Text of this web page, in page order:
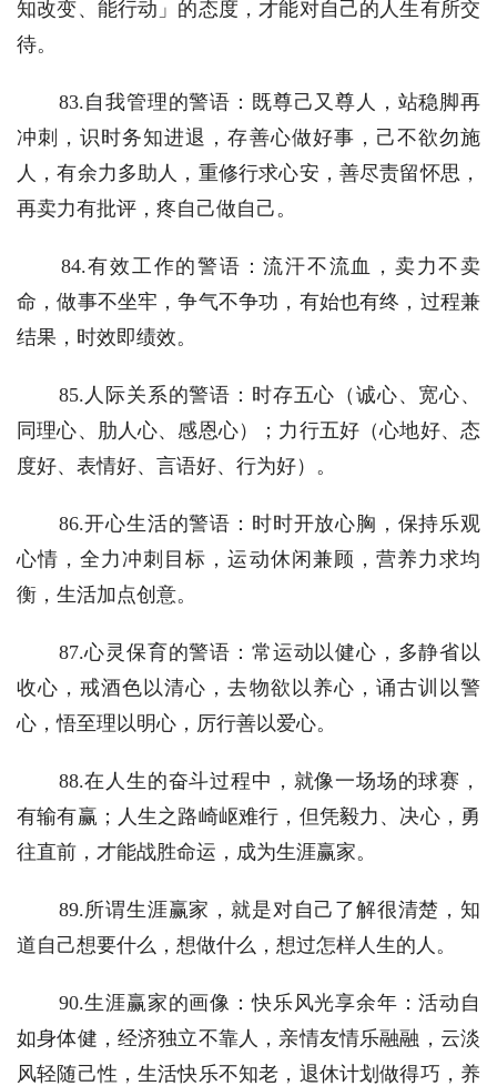
知改变、能行动」的态度，才能对自己的人生有所交
待。
83.自我管理的警语：既尊己又尊人，站稳脚再
冲刺，识时务知进退，存善心做好事，己不欲勿施
人，有余力多助人，重修行求心安，善尽责留怀思，
再卖力有批评，疼自己做自己。
84.有效工作的警语：流汗不流血，卖力不卖
命，做事不坐牢，争气不争功，有始也有终，过程兼
结果，时效即绩效。
85.人际关系的警语：时存五心（诚心、宽心、
同理心、肋人心、感恩心）；力行五好（心地好、态
度好、表情好、言语好、行为好）。
86.开心生活的警语：时时开放心胸，保持乐观
心情，全力冲刺目标，运动休闲兼顾，营养力求均
衡，生活加点创意。
87.心灵保育的警语：常运动以健心，多静省以
收心，戒酒色以清心，去物欲以养心，诵古训以警
心，悟至理以明心，厉行善以爱心。
88.在人生的奋斗过程中，就像一场场的球赛，
有输有赢；人生之路崎岖难行，但凭毅力、决心，勇
往直前，才能战胜命运，成为生涯赢家。
89.所谓生涯赢家，就是对自己了解很清楚，知
道自己想要什么，想做什么，想过怎样人生的人。
90.生涯赢家的画像：快乐风光享余年：活动自
如身体健，经济独立不靠人，亲情友情乐融融，云淡
风轻随己性，生活快乐不知老，退休计划做得巧，养